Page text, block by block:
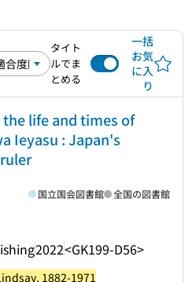
タイト
ルでま
とめる
一括
お気
に入
り
the life and times of
Ieyasu : Japan's
2022<GK199-D56>
国立国会図書館 全国の図書館
1882-1971